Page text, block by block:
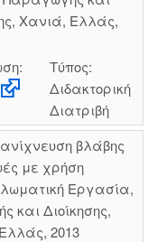
Χανιά, Ελλάς,
Τύπος:
Διδακτορική
Διατριβή
βλάβης
με χρήση
Εργασία,
Διοίκησης,
2013